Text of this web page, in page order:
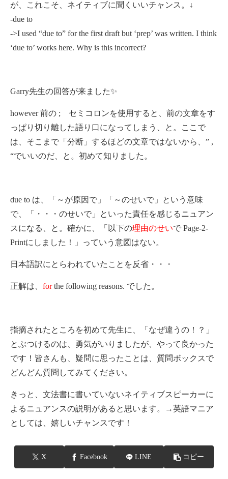
が、これこそ、ネイティブに聞くいいチャンス。↓
-due to
->I used “due to” for the first draft but ‘prep’ was written. I think
‘due to’ works here. Why is this incorrect?
Garry先生の回答が来ました✨
however 前の ; セミコロンを使用すると、前の文章をす
っぱり切り離した語り口になってしまう、と。ここで
は、そこまで「分断」するほどの文章ではないから、” ,
“でいいのだ、と。初めて知りました。
due to は、「～が原因で」「～のせいで」という意味
で、「・・・のせいで」といった責任を感じるニュアン
スになる、と。確かに、「以下の理由のせいで Page-2-
Printにしました！」っていう意図はない。
日本語訳にとらわれていたことを反省・・・
正解は、 forthe following reasons. でした。
指摘されたところを初めて先生に、「なぜ違うの！？」
とぶつけるのは、勇気がいりましたが、やって良かった
です！皆さんも、疑問に思ったことは、質問ボックスで
どんどん質問してみてください。
きっと、文法書に書いていないネイティブスピーカーに
よるニュアンスの説明があると思います。→英語マニア
としては、嬉しいチャンスです！
X Facebook LINE コピー